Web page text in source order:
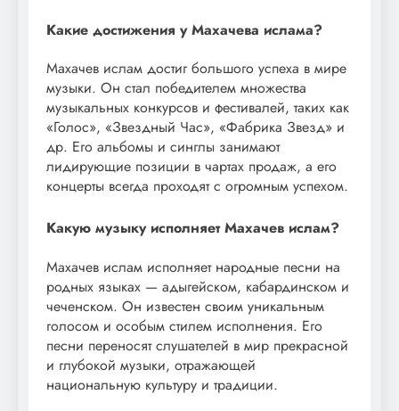
Какие достижения у Махачева ислама?
Махачев ислам достиг большого успеха в мире
музыки. Он стал победителем множества
музыкальных конкурсов и фестивалей, таких как
«Голос», «Звездный Час», «Фабрика Звезд» и
др. Его альбомы и синглы занимают
лидирующие позиции в чартах продаж, а его
концерты всегда проходят с огромным успехом.
Какую музыку исполняет Махачев ислам?
Махачев ислам исполняет народные песни на
родных языках — адыгейском, кабардинском и
чеченском. Он известен своим уникальным
голосом и особым стилем исполнения. Его
песни переносят слушателей в мир прекрасной
и глубокой музыки, отражающей
национальную культуру и традиции.